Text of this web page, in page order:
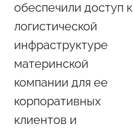
обеспечили доступ к
логистической
инфраструктуре
материнской
компании для ее
корпоративных
клиентов и